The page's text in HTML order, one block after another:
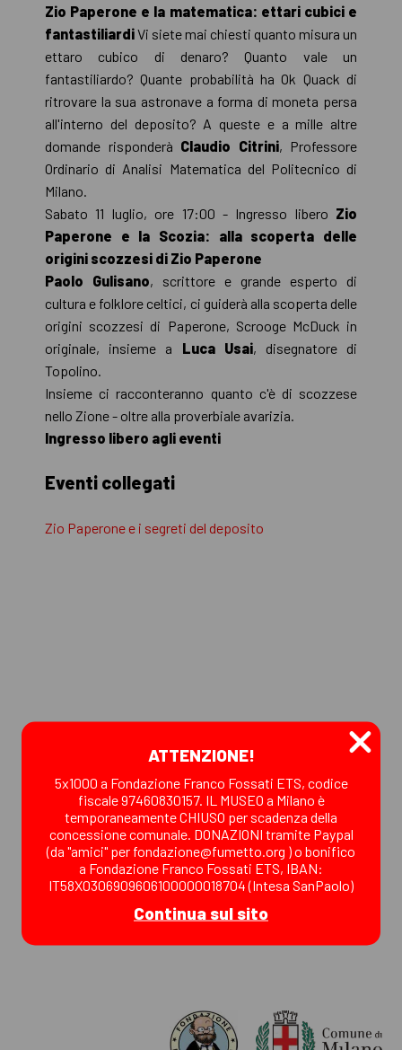
Zio Paperone e la matematica: ettari cubici e
fantastiliardiVi siete mai chiesti quanto misura un
ettaro cubico di denaro? Quanto vale un
fantastiliardo? Quante probabilità ha Ok Quack di
ritrovare la sua astronave a forma di moneta persa
all'interno del deposito? A queste e a mille altre
domande risponderà Claudio Citrini, Professore
Ordinario di Analisi Matematica del Politecnico di
Milano.
Sabato 11 luglio, ore 17:00 - Ingresso libero Zio
Paperone e la Scozia: alla scoperta delle
origini scozzesi di Zio Paperone
Paolo Gulisano, scrittore e grande esperto di
cultura e folklore celtici, ci guiderà alla scoperta delle
origini scozzesi di Paperone, Scrooge McDuck in
originale, insieme a Luca Usai, disegnatore di
Topolino.
Insieme ci racconteranno quanto c'è di scozzese
nello Zione - oltre alla proverbiale avarizia.
Ingresso libero agli eventi
Eventi collegati
Zio Paperone e i segreti del deposito
ATTENZIONE!
5x1000 a Fondazione Franco Fossati ETS, codice
fiscale 97460830157. IL MUSEO a Milano è
temporaneamente CHIUSO per scadenza della
concessione comunale. DONAZIONI tramite Paypal
(da "amici" per fondazione@fumetto.org ) o bonifico
a Fondazione Franco Fossati ETS, IBAN:
IT58X0306909606100000018704 (Intesa SanPaolo)
Continua sul sito